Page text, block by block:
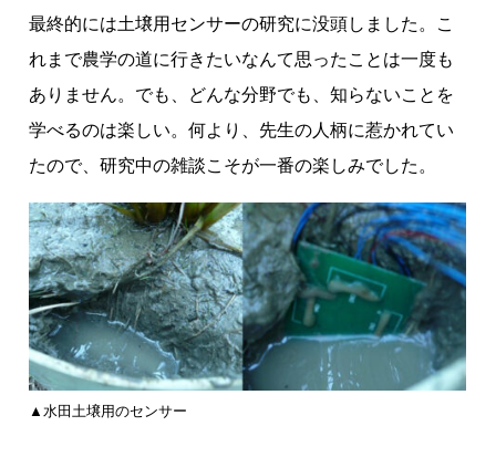
最終的には土壌用センサーの研究に没頭しました。こ
れまで農学の道に行きたいなんて思ったことは一度も
ありません。でも、どんな分野でも、知らないことを
学べるのは楽しい。何より、先生の人柄に惹かれてい
たので、研究中の雑談こそが一番の楽しみでした。
▲水田土壌用のセンサー